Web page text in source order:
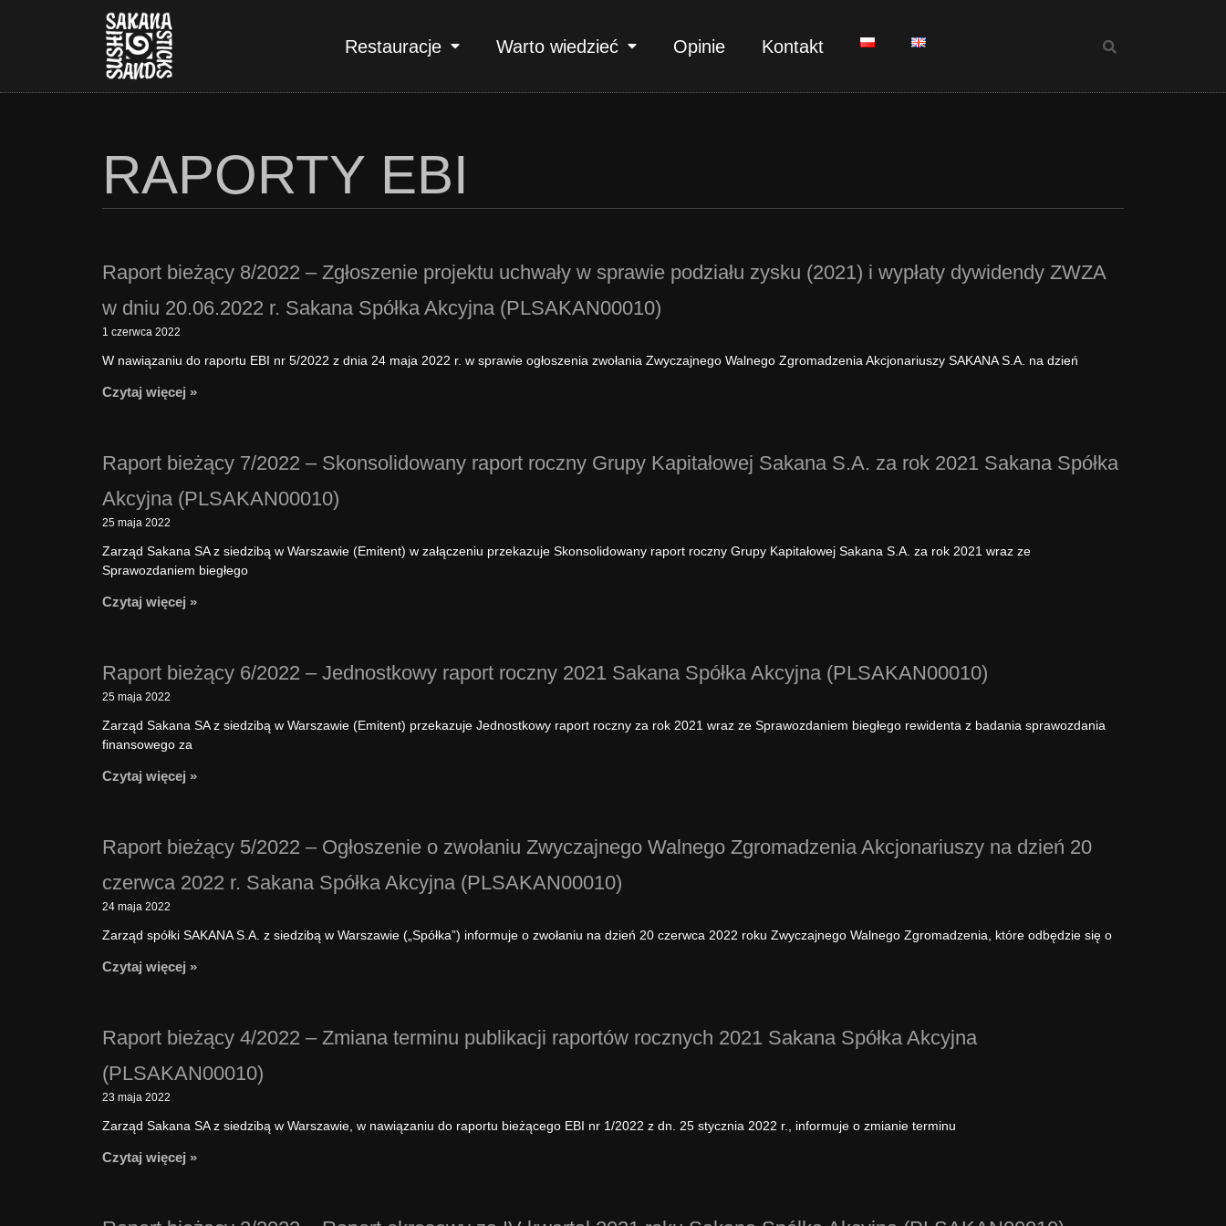
Restauracje Warto wiedzieć Opinie Kontakt
RAPORTY EBI
Raport bieżący 8/2022 – Zgłoszenie projektu uchwały w sprawie podziału zysku (2021) i wypłaty dywidendy ZWZA
w dniu 20.06.2022 r. Sakana Spółka Akcyjna (PLSAKAN00010)
1 czerwca 2022
W nawiązaniu do raportu EBI nr 5/2022 z dnia 24 maja 2022 r. w sprawie ogłoszenia zwołania Zwyczajnego Walnego Zgromadzenia Akcjonariuszy SAKANA S.A. na dzień
Czytaj więcej »
Raport bieżący 7/2022 – Skonsolidowany raport roczny Grupy Kapitałowej Sakana S.A. za rok 2021 Sakana Spółka
Akcyjna (PLSAKAN00010)
25 maja 2022
Zarząd Sakana SA z siedzibą w Warszawie (Emitent) w załączeniu przekazuje Skonsolidowany raport roczny Grupy Kapitałowej Sakana S.A. za rok 2021 wraz ze
Sprawozdaniem biegłego
Czytaj więcej »
Raport bieżący 6/2022 – Jednostkowy raport roczny 2021 Sakana Spółka Akcyjna (PLSAKAN00010)
25 maja 2022
Zarząd Sakana SA z siedzibą w Warszawie (Emitent) przekazuje Jednostkowy raport roczny za rok 2021 wraz ze Sprawozdaniem biegłego rewidenta z badania sprawozdania
finansowego za
Czytaj więcej »
Raport bieżący 5/2022 – Ogłoszenie o zwołaniu Zwyczajnego Walnego Zgromadzenia Akcjonariuszy na dzień 20
czerwca 2022 r. Sakana Spółka Akcyjna (PLSAKAN00010)
24 maja 2022
Zarząd spółki SAKANA S.A. z siedzibą w Warszawie („Spółka”) informuje o zwołaniu na dzień 20 czerwca 2022 roku Zwyczajnego Walnego Zgromadzenia, które odbędzie się o
Czytaj więcej »
Raport bieżący 4/2022 – Zmiana terminu publikacji raportów rocznych 2021 Sakana Spółka Akcyjna
(PLSAKAN00010)
23 maja 2022
Zarząd Sakana SA z siedzibą w Warszawie, w nawiązaniu do raportu bieżącego EBI nr 1/2022 z dn. 25 stycznia 2022 r., informuje o zmianie terminu
Czytaj więcej »